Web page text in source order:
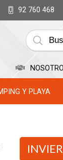
92 760 468
Y PLAYA